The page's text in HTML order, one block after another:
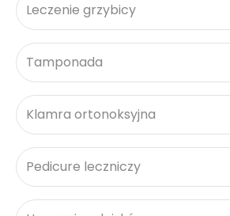
Leczenie grzybicy
Tamponada
Klamra ortonoksyjna
Pedicure leczniczy